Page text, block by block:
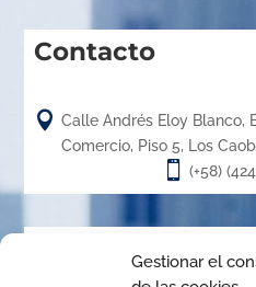
Gestionar el
Contacto
 Calle Andrés Eloy Blanco,
Comercio, Piso 5, Los
 (+58)
Acerca de